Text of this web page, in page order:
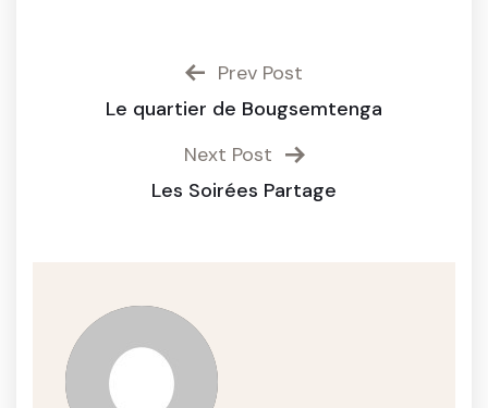
Prev Post
Le quartier de Bougsemtenga
Next Post
Les Soirées Partage